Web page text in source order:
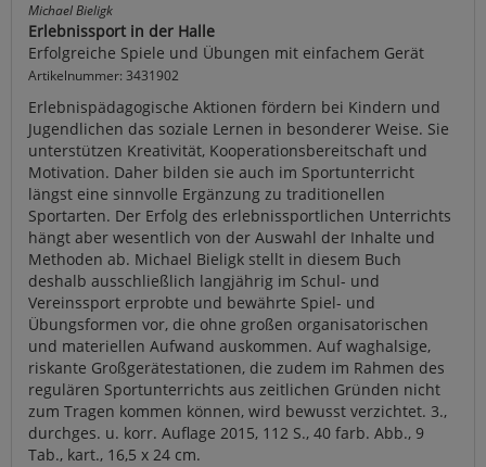
Michael Bieligk
Erlebnissport in der Halle
Erfolgreiche Spiele und Übungen mit einfachem Gerät
Artikelnummer: 3431902
Erlebnispädagogische Aktionen fördern bei Kindern und
Jugendlichen das soziale Lernen in besonderer Weise. Sie
unterstützen Kreativität, Kooperationsbereitschaft und
Motivation. Daher bilden sie auch im Sportunterricht
längst eine sinnvolle Ergänzung zu traditionellen
Sportarten. Der Erfolg des erlebnissportlichen Unterrichts
hängt aber wesentlich von der Auswahl der Inhalte und
Methoden ab. Michael Bieligk stellt in diesem Buch
deshalb ausschließlich langjährig im Schul- und
Vereinssport erprobte und bewährte Spiel- und
Übungsformen vor, die ohne großen organisatorischen
und materiellen Aufwand auskommen. Auf waghalsige,
riskante Großgerätestationen, die zudem im Rahmen des
regulären Sportunterrichts aus zeitlichen Gründen nicht
zum Tragen kommen können, wird bewusst verzichtet. 3.,
durchges. u. korr. Auflage 2015, 112 S., 40 farb. Abb., 9
Tab., kart., 16,5 x 24 cm.